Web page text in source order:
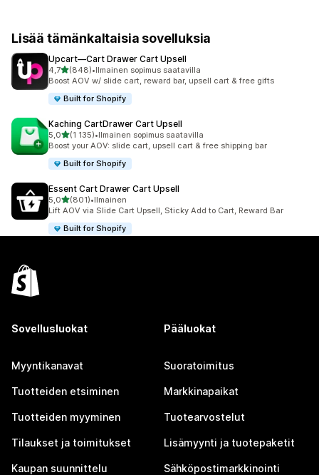
Lisää tämänkaltaisia sovelluksia
Upcart—Cart Drawer Cart Upsell
4,7/ 5 tähteä
(848)
848 arvostelua yhteensä
•Ilmainen sopimus saatavilla
Boost AOV w/ slide cart, reward bar, upsell cart & free gifts
Built for Shopify
Kaching CartDrawer Cart Upsell
5,0/ 5 tähteä
(1 135)
1135 arvostelua yhteensä
•Ilmainen sopimus saatavilla
Boost your AOV: slide cart, upsell cart & free shipping bar
Built for Shopify
Essent Cart Drawer Cart Upsell
5,0/ 5 tähteä
(801)
801 arvostelua yhteensä
•Ilmainen
Lift AOV via Slide Cart Upsell, Sticky Add to Cart, Reward Bar
Built for Shopify
Sovellusluokat
Myyntikanavat
Tuotteiden etsiminen
Tuotteiden myyminen
Tilaukset ja toimitukset
Kaupan suunnittelu
Pääluokat
Suoratoimitus
Markkinapaikat
Tuotearvostelut
Lisämyynti ja tuotepaketit
Sähköpostimarkkinointi